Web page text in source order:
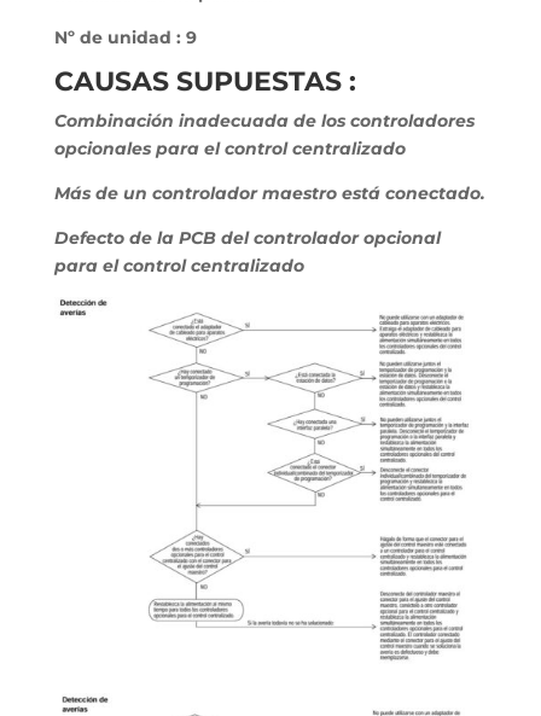
Nº de unidad : 9
CAUSAS SUPUESTAS :
Combinación inadecuada de los controladores
opcionales para el control centralizado
Más de un controlador maestro está conectado.
Defecto de la PCB del controlador opcional
para el control centralizado